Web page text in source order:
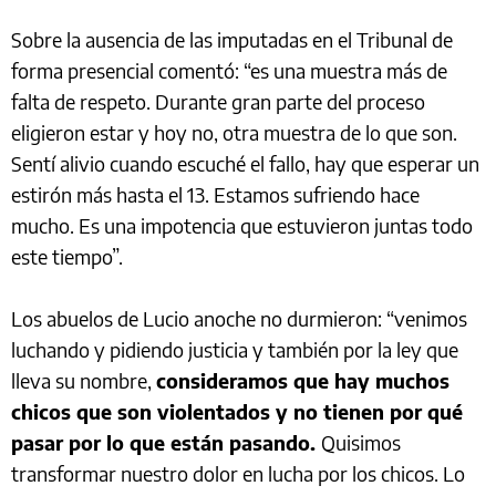
Sobre la ausencia de las imputadas en el Tribunal de
forma presencial comentó: “es una muestra más de
falta de respeto. Durante gran parte del proceso
eligieron estar y hoy no, otra muestra de lo que son.
Sentí alivio cuando escuché el fallo, hay que esperar un
estirón más hasta el 13. Estamos sufriendo hace
mucho. Es una impotencia que estuvieron juntas todo
este tiempo”.
Los abuelos de Lucio anoche no durmieron: “venimos
luchando y pidiendo justicia y también por la ley que
lleva su nombre, consideramos que hay muchos
chicos que son violentados y no tienen por qué
pasar por lo que están pasando. Quisimos
transformar nuestro dolor en lucha por los chicos. Lo